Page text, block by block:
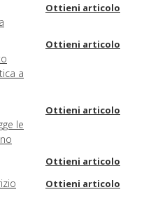
Ottieni articolo
a
Ottieni articolo
le
Ottieni articolo
Ottieni articolo
Ottieni articolo